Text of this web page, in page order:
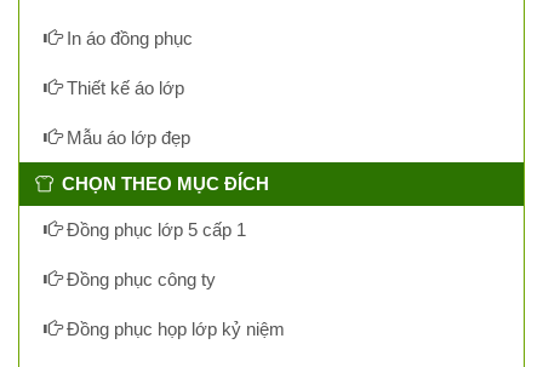
In áo đồng phục
Thiết kế áo lớp
Mẫu áo lớp đẹp
CHỌN THEO MỤC ĐÍCH
Đồng phục lớp 5 cấp 1
Đồng phục công ty
Đồng phục họp lớp kỷ niệm